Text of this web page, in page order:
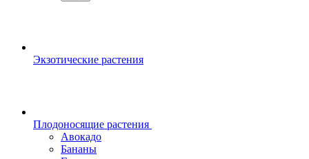
Экзотические растения
Плодоносящие растения
Авокадо
Бананы